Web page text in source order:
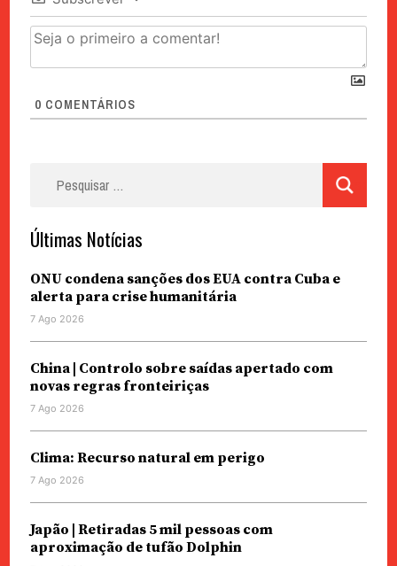
0 COMENTÁRIOS
Últimas Notícias
ONU condena sanções dos EUA contra Cuba e
alerta para crise humanitária
7 Ago 2026
China | Controlo sobre saídas apertado com
novas regras fronteiriças
7 Ago 2026
Clima: Recurso natural em perigo
7 Ago 2026
Japão | Retiradas 5 mil pessoas com
aproximação de tufão Dolphin